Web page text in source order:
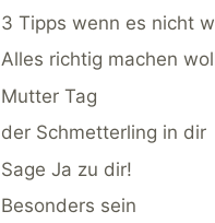
3 Tipps wenn es nicht
Alles richtig machen
Mutter Tag
der Schmetterling in dir
Sage Ja zu dir!
Besonders sein